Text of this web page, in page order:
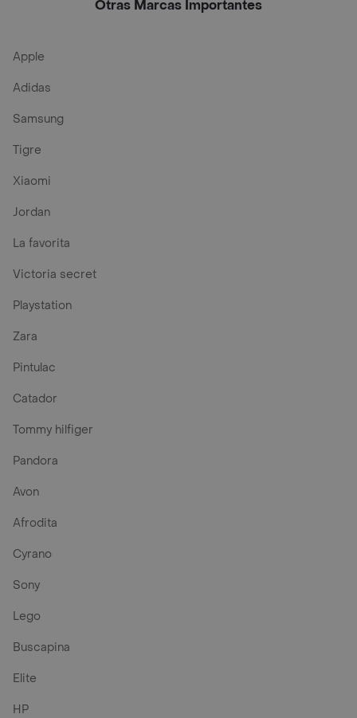
Otras Marcas Importantes
Apple
Adidas
Samsung
Tigre
Xiaomi
Jordan
La favorita
Victoria secret
Playstation
Zara
Pintulac
Catador
Tommy hilfiger
Pandora
Avon
Afrodita
Cyrano
Sony
Lego
Buscapina
Elite
HP